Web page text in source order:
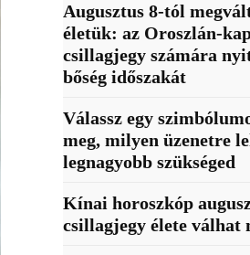
Augusztus 8-tól
életük: az Oroszlán-
csillagjegy számára
bőség időszakát
Válassz egy
meg, milyen üzenetre
legnagyobb szükséged
Kínai horoszkóp
csillagjegy élete válhat